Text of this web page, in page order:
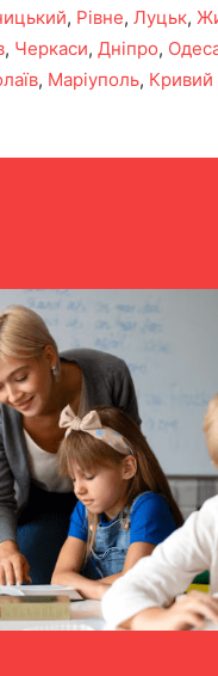
, Рівне, Луцьк,
, Черкаси, Дніпро,
, Маріуполь, Кривий